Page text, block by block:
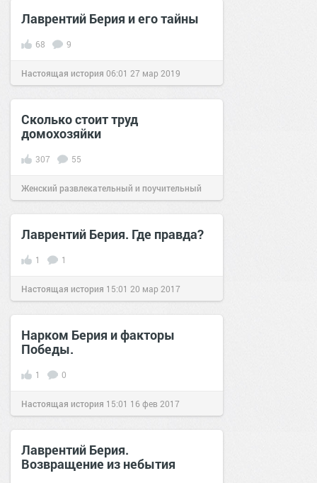
Лаврентий Берия и его тайны
68 9
Настоящая история 06:01 27 мар 2019
Сколько стоит труд
домохозяйки
307 55
Женский развлекательный и поучительный
сайт. 19:25 08 окт 2019
Лаврентий Берия. Где правда?
1 1
Настоящая история 15:01 20 мар 2017
Нарком Берия и факторы
Победы.
1 0
Настоящая история 15:01 16 фев 2017
Лаврентий Берия.
Возвращение из небытия